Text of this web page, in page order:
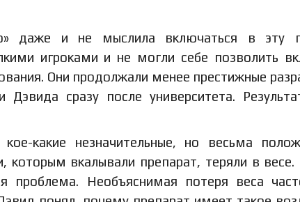
даже и не мыслила включаться в эту
игроками и не могли себе позволить
Они продолжали менее престижные
сразу после университета.
какие незначительные, но весьма
вкалывали препарат, теряли в весе.
проблема. Необъяснимая потеря веса